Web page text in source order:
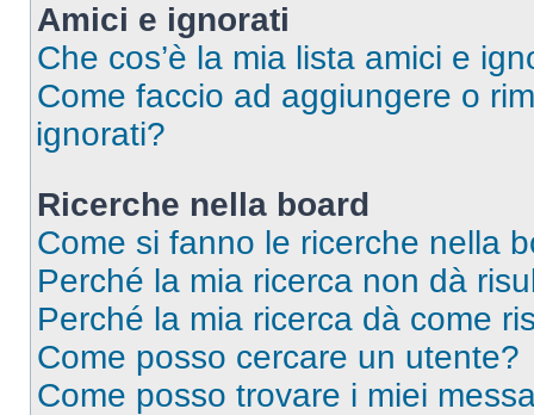
Amici e ignorati
Che cos’è la mia lista amici e
Come faccio ad aggiungere o
ignorati?
Ricerche nella board
Come si fanno le ricerche nella
Perché la mia ricerca non dà
Perché la mia ricerca dà come
Come posso cercare un utente?
Come posso trovare i miei